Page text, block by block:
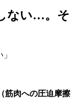
ない…。そ
筋肉への圧迫摩擦